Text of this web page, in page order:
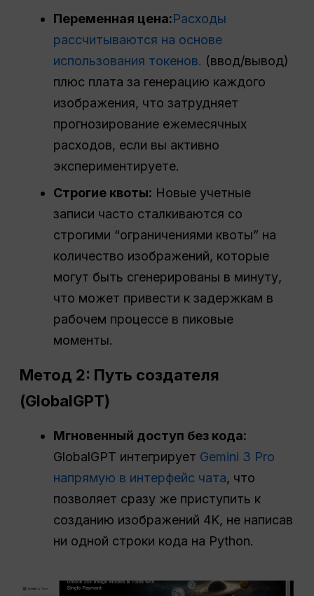
Переменная цена:Расходы
рассчитываются на основе
использования токенов. (ввод/вывод)
плюс плата за генерацию каждого
изображения, что затрудняет
прогнозирование ежемесячных
расходов, если вы активно
экспериментируете.
Строгие квоты: Новые учетные
записи часто сталкиваются со
строгими “ограничениями квоты” на
количество изображений, которые
могут быть сгенерированы в минуту,
что может привести к задержкам в
рабочем процессе в пиковые
моменты.
Метод 2: Путь создателя
(GlobalGPT)
Мгновенный доступ без кода:
GlobalGPT интегрирует Gemini 3 Pro
напрямую в интерфейс чата, что
позволяет сразу же приступить к
созданию изображений 4K, не написав
ни одной строки кода на Python.